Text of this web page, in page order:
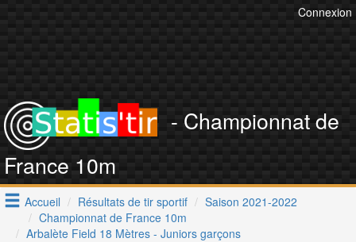
Connexion
- Championnat de
France 10m
Accueil Résultats de tir sportif
Saison 2021-2022
Championnat de France 10m
Arbalète Field 18 Mètres - Juniors garçons